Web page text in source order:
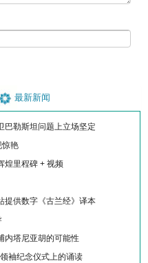
最新新闻
巴勒斯坦问题上立场坚定
惊艳
煌里程碑 + 视频
提供数字《古兰经》译本
内塔尼亚胡的可能性
袖纪念仪式上的诵读